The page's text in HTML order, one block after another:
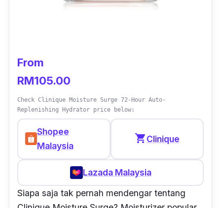
From
RM105.00
Check Clinique Moisture Surge 72-Hour Auto-
Replenishing Hydrator price below:
Shopee
Malaysia
shopping_cartClinique
Lazada Malaysia
Siapa saja tak pernah mendengar tentang